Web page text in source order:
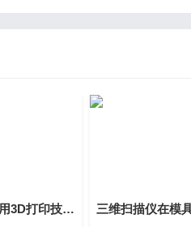
RoboGelov应用3D打印技术助美国通用汽车工人拥有超人握力东莞石碣